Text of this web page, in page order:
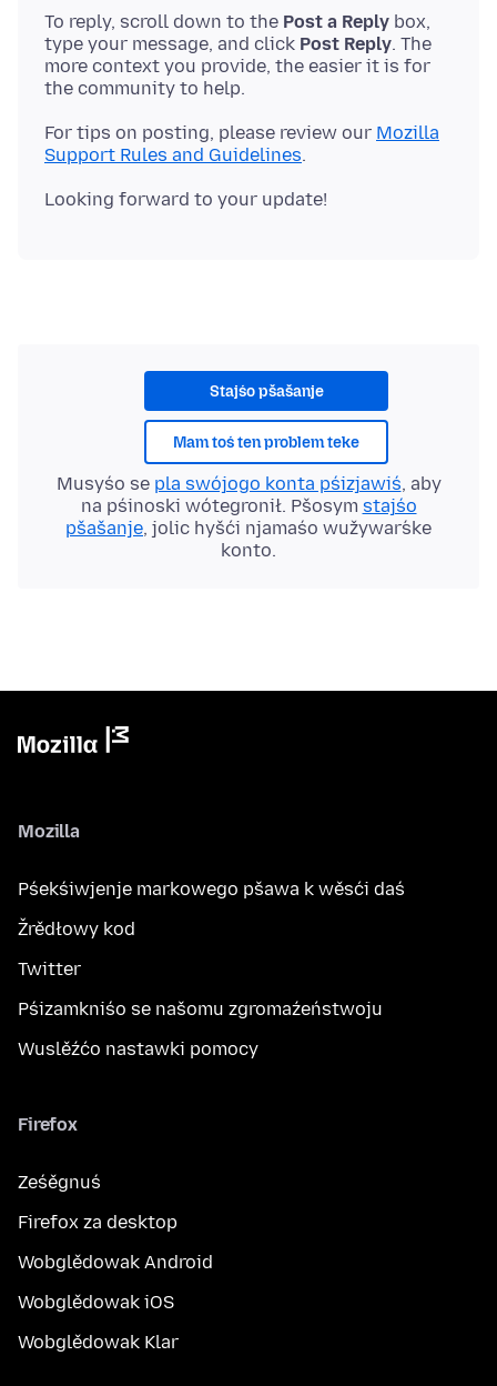
To reply, scroll down to the Post a Reply box,
type your message, and click Post Reply. The
more context you provide, the easier it is for
For tips on posting, please review our Mozilla
Support Rules and Guidelines
Stajśo pšašanje
Mam toś ten problem teke
Musyśo se pla swójogo konta pśizjawiś, aby
na pśinoski wótegronił. Pšosym stajśo
pšašanje, jolic hyšći njamaśo wužywaŕske
konto.
Mozilla
Pśekśiwjenje markowego pšawa k wěsći daś
Žrědłowy kod
Twitter
Pśizamkniśo se našomu zgromaźeństwoju
Wuslěźćo nastawki pomocy
Firefox
Ześěgnuś
Firefox za desktop
Wobglědowak Android
Wobglědowak iOS
Wobglědowak Klar